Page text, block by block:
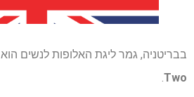
בבריטניה, גמר ליגת האלופות לנשים הוא
Two
.